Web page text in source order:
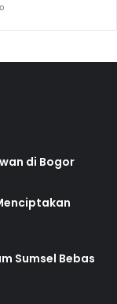
di Bogor
Sumsel Bebas